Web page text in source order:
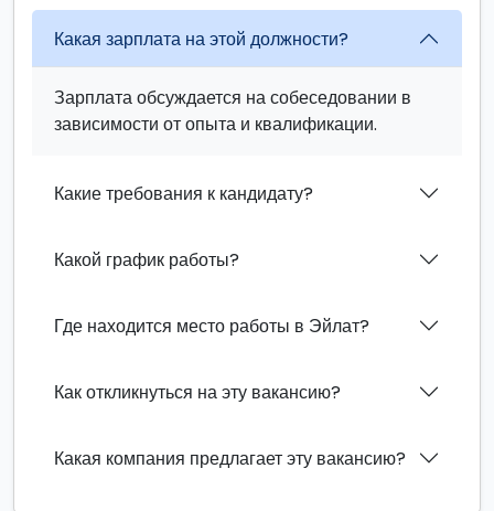
Какая зарплата на этой должности?
Зарплата обсуждается на собеседовании в
зависимости от опыта и квалификации.
Какие требования к кандидату?
Какой график работы?
Где находится место работы в Эйлат?
Как откликнуться на эту вакансию?
Какая компания предлагает эту вакансию?